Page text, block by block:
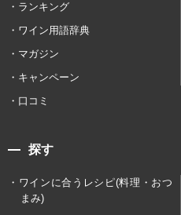
ランキング
ワイン用語辞典
マガジン
キャンペーン
口コミ
探す
ワインに合うレシピ(料理・おつ
まみ)